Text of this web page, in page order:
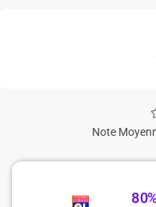
Note